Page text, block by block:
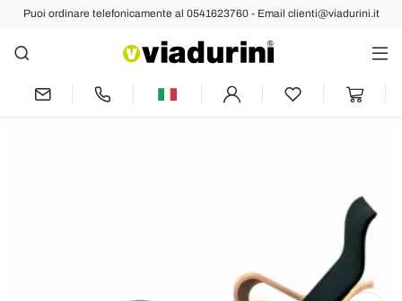
Puoi ordinare telefonicamente al 0541623760 - Email clienti@viadurini.it
Indietro Prec Succ
Chaise Longue in Legno con Seduta in
Cotone Made in Italy - Formentera